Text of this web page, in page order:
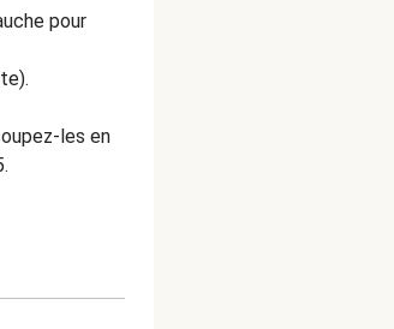
pour
les en